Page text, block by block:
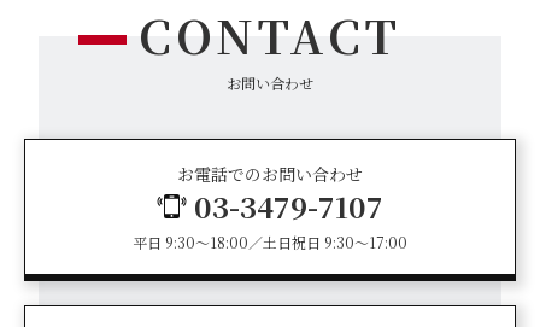
CONTACT
お問い合わせ
お電話でのお問い合わせ
03-3479-7107
平日 9:30～18:00／土日祝日 9:30～17:00